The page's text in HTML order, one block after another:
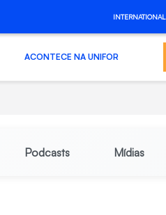
INTERNATIONAL
ACONTECE NA UNIFOR
Podcasts Mídias